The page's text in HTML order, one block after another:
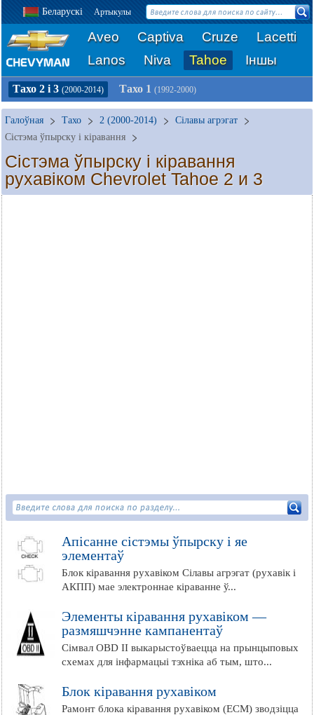
Беларускі Артыкулы
Aveo Captiva Cruze
Lacetti
Lanos
Niva Tahoe Іншы
Тахо 2 і 3 (2000-2014) Тахо 1 (1992-2000)
Галоўная Тахо 2 (2000-2014)
Сілавы агрэгат
Сістэма ўпырску і кіравання
Сістэма ўпырску і кіравання
рухавіком Chevrolet Tahoe 2 и 3
Апісанне сістэмы ўпырску і яе
элементаў
Блок кіравання рухавіком Сілавы агрэгат (рухавік і
АКПП) мае электроннае кіраванне ў...
Элементы кіравання рухавіком —
размяшчэнне кампанентаў
Сімвал OBD II выкарыстоўваецца на прынцыповых
схемах для інфармацыі тэхніка аб тым, што...
Блок кіравання рухавіком
Рамонт блока кіравання рухавіком (ЕСМ) зводзіцца